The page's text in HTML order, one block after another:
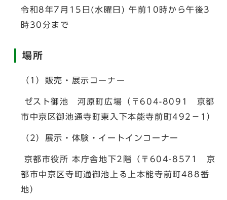
令和8年7月15日(水曜日) 午前10時から午後3
時30分まで
場所
（1）販売・展示コーナー
ゼスト御池 河原町広場（〒604-8091 京都
市中京区御池通寺町東入下本能寺前町492－1）
（2）展示・体験・イートインコーナー
京都市役所 本庁舎地下2階（〒604-8571 京
都市中京区寺町通御池上る上本能寺前町488番
地）